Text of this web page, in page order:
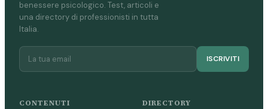
benessere psicologico. Test, articoli e
una directory di professionisti in tutta
Italia.
ISCRIVITI
CONTENUTI DIRECTORY